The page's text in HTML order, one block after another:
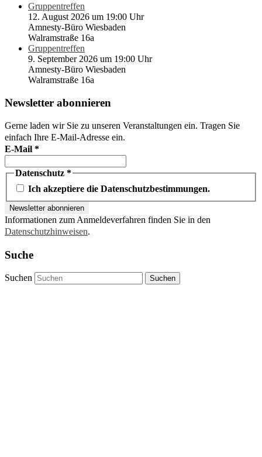
Gruppentreffen
12. August 2026 um 19:00 Uhr
Amnesty-Büro Wiesbaden
Walramstraße 16a
Gruppentreffen
9. September 2026 um 19:00 Uhr
Amnesty-Büro Wiesbaden
Walramstraße 16a
Newsletter abonnieren
Gerne laden wir Sie zu unseren Veranstaltungen ein. Tragen Sie
einfach Ihre E-Mail-Adresse ein.
E-Mail *
Datenschutz *
Ich akzeptiere die Datenschutzbestimmungen.
Informationen zum Anmeldeverfahren finden Sie in den
Datenschutzhinweisen.
Suche
Suchen